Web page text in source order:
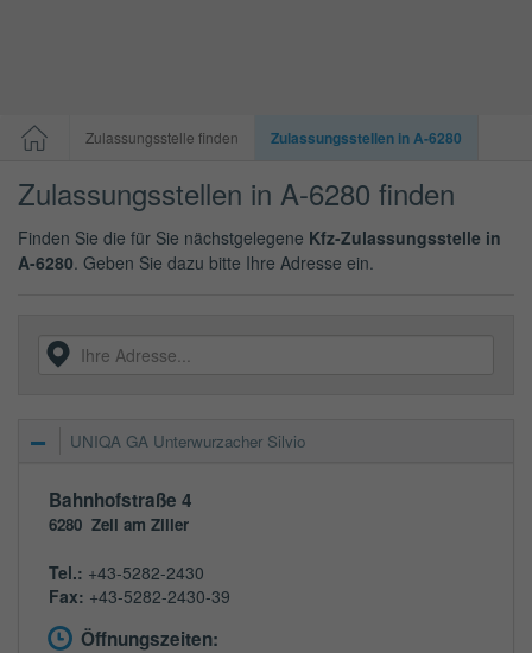
Zulassungsstelle finden Zulassungsstellen in A-6280
Zulassungsstellen in A-6280 finden
Finden Sie die für Sie nächstgelegene Kfz-Zulassungsstelle in
A-6280. Geben Sie dazu bitte Ihre Adresse ein.
UNIQA GA Unterwurzacher Silvio
Bahnhofstraße 4
6280 Zell am Ziller
Tel.: +43-5282-2430
Fax: +43-5282-2430-39
Öffnungszeiten: